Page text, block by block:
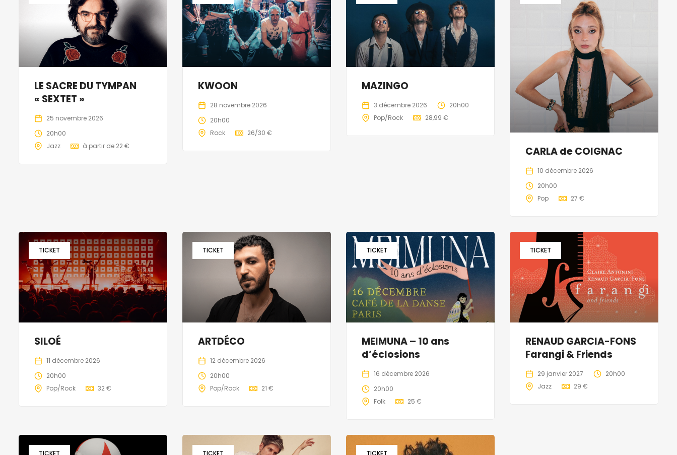
LE SACRE DU TYMPAN
« SEXTET »
25 novembre 2026
20h00
Jazz
à partir de 22 €
KWOON
28 novembre 2026
20h00
Rock
26/30 €
MAZINGO
3 décembre 2026
20h00
Pop/Rock
28,99 €
CARLA de COIGNAC
10 décembre 2026
20h00
Pop
27 €
TICKET
SILOÉ
11 décembre 2026
20h00
Pop/Rock
32 €
TICKET
ARTDÉCO
12 décembre 2026
20h00
Pop/Rock
21 €
TICKET
MEIMUNA – 10 ans
d’éclosions
16 décembre 2026
20h00
Folk
25 €
TICKET
RENAUD GARCIA-FONS
Farangi & Friends
29 janvier 2027
20h00
Jazz
29 €
TICKET TICKET TICKET